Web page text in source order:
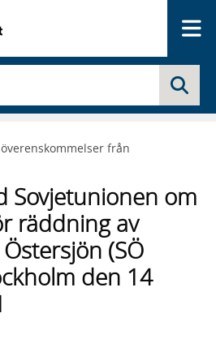
från
Sovjetunionen om
räddning av
(SÖ
den 14